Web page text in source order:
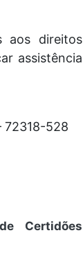
aos direitos
assistência
72318-528
Certidões